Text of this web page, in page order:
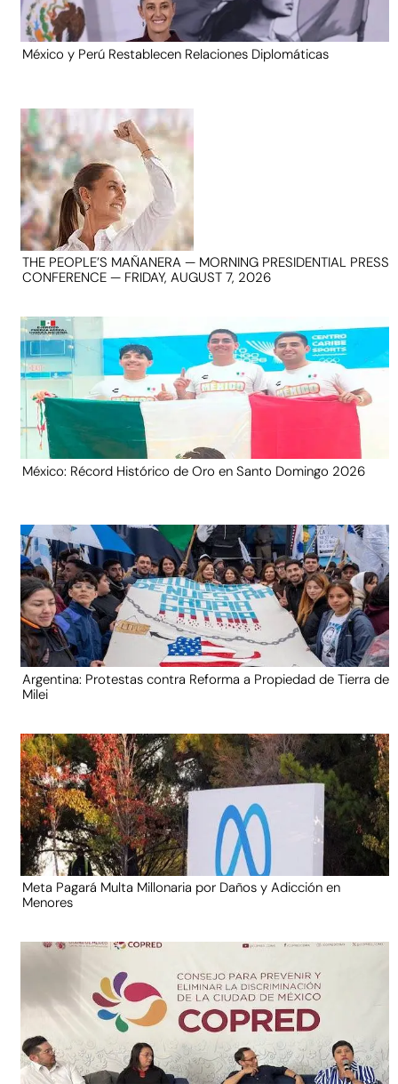
México y Perú Restablecen Relaciones Diplomáticas
THE PEOPLE’S MAÑANERA — MORNING PRESIDENTIAL PRESS
CONFERENCE — FRIDAY, AUGUST 7, 2026
México: Récord Histórico de Oro en Santo Domingo 2026
Argentina: Protestas contra Reforma a Propiedad de Tierra de
Milei
Meta Pagará Multa Millonaria por Daños y Adicción en
Menores